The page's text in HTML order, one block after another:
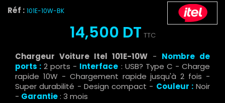
Réf : 101E-10W-BK
14,500 DT TTC
Chargeur Voiture Itel 101E-10W - Nombre de
ports : 2 ports - Interface : USB? Type C - Charge
rapide 10W - Chargement rapide jusqu'à 2 fois -
Super durabilité - Design compact - Couleur :Noir
- Garantie: 3 mois